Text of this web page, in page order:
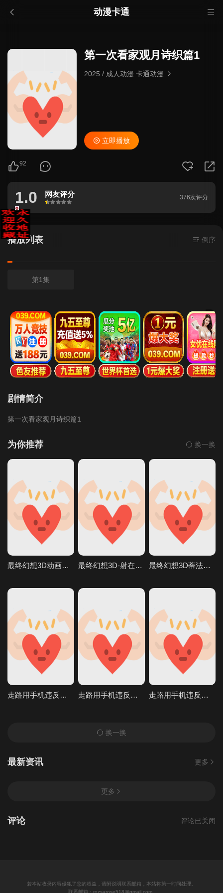
动漫卡通
第一次看家观月诗织篇1
2025 / 成人动漫 卡通动漫
92
立即播放
1.0 网友评分
很差
较差还行推荐力荐
376次评分
播放列表 倒序
第1集
剧情简介
第一次看家观月诗织篇1
为你推荐 换一换
最终幻想3D动画AI生成完美画质 最终幻想3D-射在蒂法的奶子小穴和嘴上V 最终幻想3D蒂法后入
走路用手机违反条例发现到就问答无用马上无套抽插中出TheMotionAnimed_177879 走路用手机违反条例发现到就问答无用马上无套抽插中出TheMotionAnimed_177879 走路用手机违反条例发现到就问答无用马上无套抽插中出TheMotionAnimed_177879
换一换
最新资讯 更多
更多
评论 评论已关闭
若本站收录内容侵犯了您的权益，请附说明联系邮箱，本站将第一时间处理。
联系邮箱：rozsarose518@gmail.com